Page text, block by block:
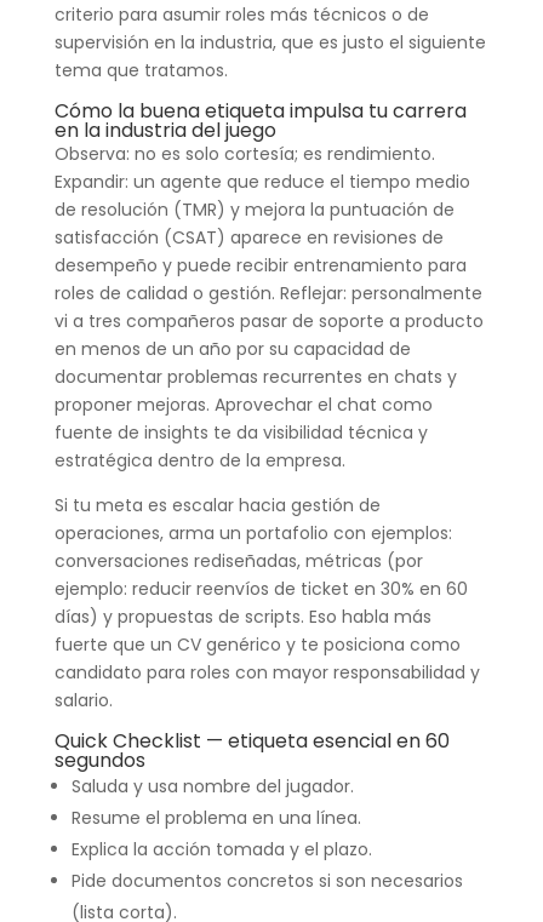
criterio para asumir roles más técnicos o de
supervisión en la industria, que es justo el siguiente
tema que tratamos.
Cómo la buena etiqueta impulsa tu carrera
en la industria del juego
Observa: no es solo cortesía; es rendimiento.
Expandir: un agente que reduce el tiempo medio
de resolución (TMR) y mejora la puntuación de
satisfacción (CSAT) aparece en revisiones de
desempeño y puede recibir entrenamiento para
roles de calidad o gestión. Reflejar: personalmente
vi a tres compañeros pasar de soporte a producto
en menos de un año por su capacidad de
documentar problemas recurrentes en chats y
proponer mejoras. Aprovechar el chat como
fuente de insights te da visibilidad técnica y
estratégica dentro de la empresa.
Si tu meta es escalar hacia gestión de
operaciones, arma un portafolio con ejemplos:
conversaciones rediseñadas, métricas (por
ejemplo: reducir reenvíos de ticket en 30% en 60
días) y propuestas de scripts. Eso habla más
fuerte que un CV genérico y te posiciona como
candidato para roles con mayor responsabilidad y
salario.
Quick Checklist — etiqueta esencial en 60
segundos
Saluda y usa nombre del jugador.
Resume el problema en una línea.
Explica la acción tomada y el plazo.
Pide documentos concretos si son necesarios
(lista corta).